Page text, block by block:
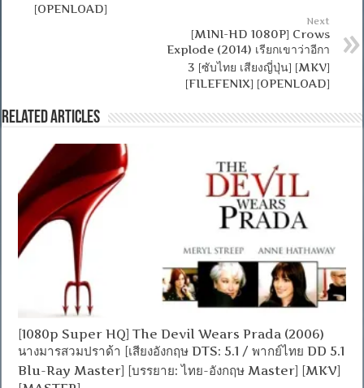
[OPENLOAD]
Next
[MINI-HD 1080P] Crows
Explode (2014) เรียกเขาว่าอีกา
3 [ซับไทย เสียงญี่ปุ่น] [MKV]
[FILEFENIX] [OPENLOAD]
Related Articles
[1080p Super HQ] The Devil Wears Prada (2006)
นางมารสวมปราด้า [เสียงอังกฤษ DTS: 5.1 / พากย์ไทย DD 5.1
Blu-Ray Master] [บรรยาย: ไทย-อังกฤษ Master] [MKV]